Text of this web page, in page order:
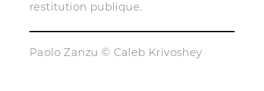
restitution publique.
Paolo Zanzu © Caleb Krivoshey